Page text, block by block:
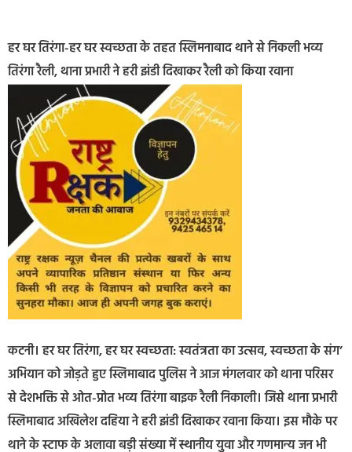
हर घर तिरंगा-हर घर स्वच्छता के तहत स्लिमनाबाद थाने से निकली भव्य
तिरंगा रैली, थाना प्रभारी ने हरी झंडी दिखाकर रैली को किया रवाना
कटनी। हर घर तिरंगा, हर घर स्वच्छता: स्वतंत्रता का उत्सव, स्वच्छ‍ता के संग’
अभियान को जोड़ते हुए स्लिमाबाद पुलिस ने आज मंगलवार को थाना परिसर
से देशभक्ति से ओत-प्रोत भव्य तिरंगा बाइक रैली निकाली। जिसे थाना प्रभारी
स्लिमाबाद अखिलेश दहिया ने हरी झंडी दिखाकर रवाना किया। इस मौके पर
थाने के स्टाफ के अलावा बड़ी संख्या में स्थानीय युवा और गणमान्य जन भी